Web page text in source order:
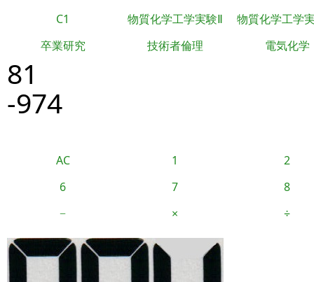
C1 物質化学工学実験Ⅱ
物質化学工学
卒業研究
技術者倫理 電気化学
81
-974
AC 1
2
6
7
8
−
× ÷